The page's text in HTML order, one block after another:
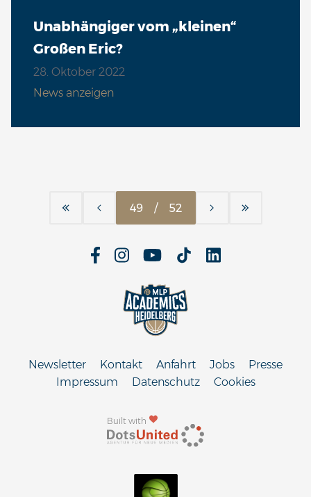
Unabhängiger vom „kleinen“
Großen Eric?
28. Oktober 2022
News anzeigen
49 / 52
Built with
Newsletter Kontakt Anfahrt Jobs
Presse
Impressum
Datenschutz Cookies